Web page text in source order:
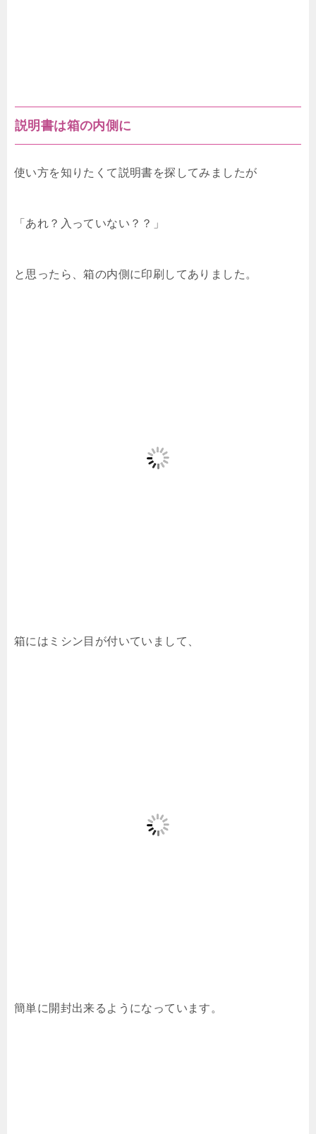
説明書は箱の内側に
使い方を知りたくて説明書を探してみましたが
「あれ？入っていない？？」
と思ったら、箱の内側に印刷してありました。
箱にはミシン目が付いていまして、
簡単に開封出来るようになっています。